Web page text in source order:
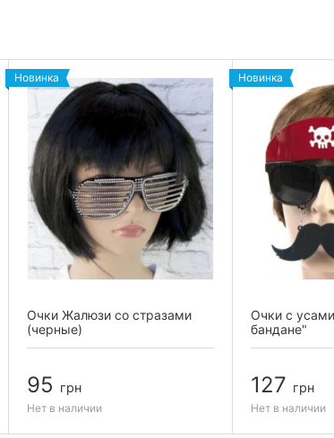
Новинка
Очки Жалюзи со стразами
(черные)
95 грн
Нет в наличии
Новинка
Очки с
бандане"
127 грн
Нет в наличии